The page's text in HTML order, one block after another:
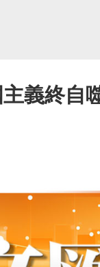
義終自